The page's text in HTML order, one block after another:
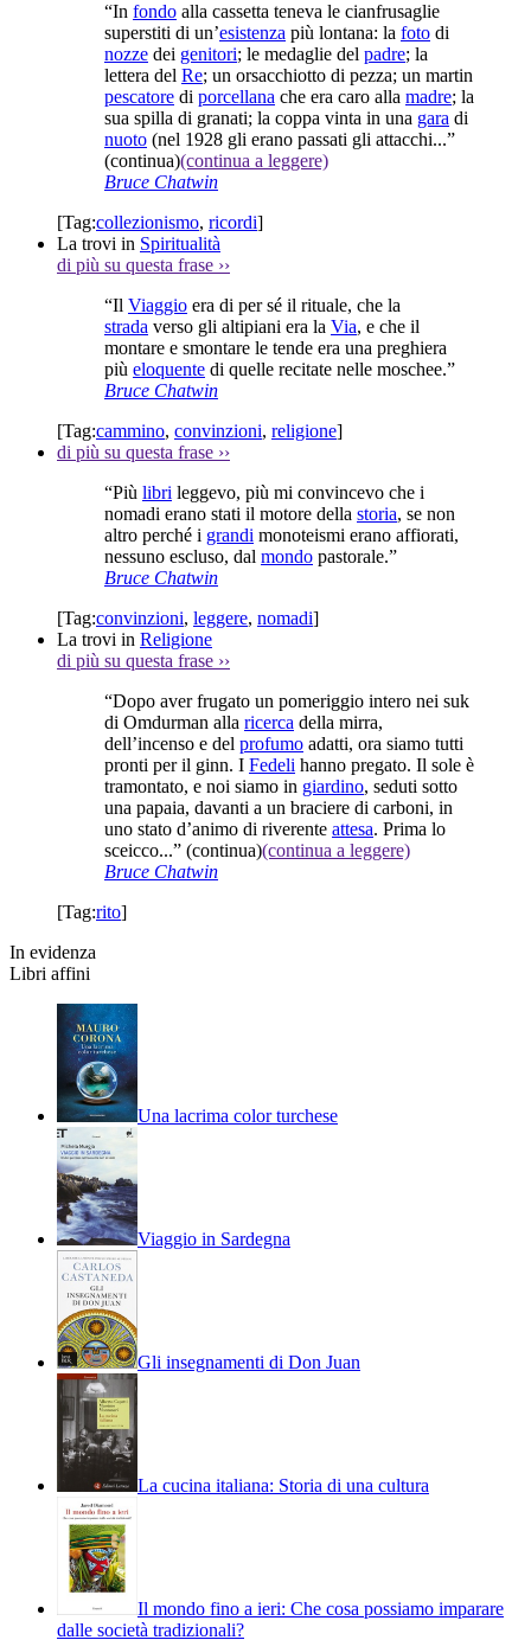
“In fondo alla cassetta teneva le cianfrusaglie
superstiti di un’esistenza più lontana: la foto di
nozze dei genitori; le medaglie del padre; la
lettera del Re; un orsacchiotto di pezza; un martin
pescatore di porcellana che era caro alla madre; la
sua spilla di granati; la coppa vinta in una gara di
nuoto (nel 1928 gli erano passati gli attacchi...”
(continua)(continua a leggere)
Bruce Chatwin
[Tag:collezionismo, ricordi]
La trovi in Spiritualità
di più su questa frase ››
“Il Viaggio era di per sé il rituale, che la
strada verso gli altipiani era la Via, e che il
montare e smontare le tende era una preghiera
più eloquente di quelle recitate nelle moschee.”
Bruce Chatwin
[Tag:cammino, convinzioni, religione]
di più su questa frase ››
“Più libri leggevo, più mi convincevo che i
nomadi erano stati il motore della storia, se non
altro perché i grandi monoteismi erano affiorati,
nessuno escluso, dal mondo pastorale.”
Bruce Chatwin
[Tag:convinzioni, leggere, nomadi]
La trovi in Religione
di più su questa frase ››
“Dopo aver frugato un pomeriggio intero nei suk
di Omdurman alla ricerca della mirra,
dell’incenso e del profumo adatti, ora siamo tutti
pronti per il ginn. I Fedeli hanno pregato. Il sole è
tramontato, e noi siamo in giardino, seduti sotto
una papaia, davanti a un braciere di carboni, in
uno stato d’animo di riverente attesa. Prima lo
sceicco...” (continua)(continua a leggere)
Bruce Chatwin
[Tag:rito]
In evidenza
Libri affini
Una lacrima color turchese
Viaggio in Sardegna
Gli insegnamenti di Don Juan
La cucina italiana: Storia di una cultura
Il mondo fino a ieri: Che cosa possiamo imparare
dalle società tradizionali?